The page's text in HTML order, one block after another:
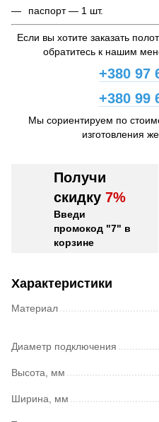
паспорт — 1 шт.
Если вы хотите заказать
обратитесь к нашим
+380 97
+380 99
Мы сориентируем по
изготовления
Получи
скидку 7%
Введи
промокод "7" в
корзине
Характеристики
Материал
Диаметр подключения
Высота, мм
Ширина, мм